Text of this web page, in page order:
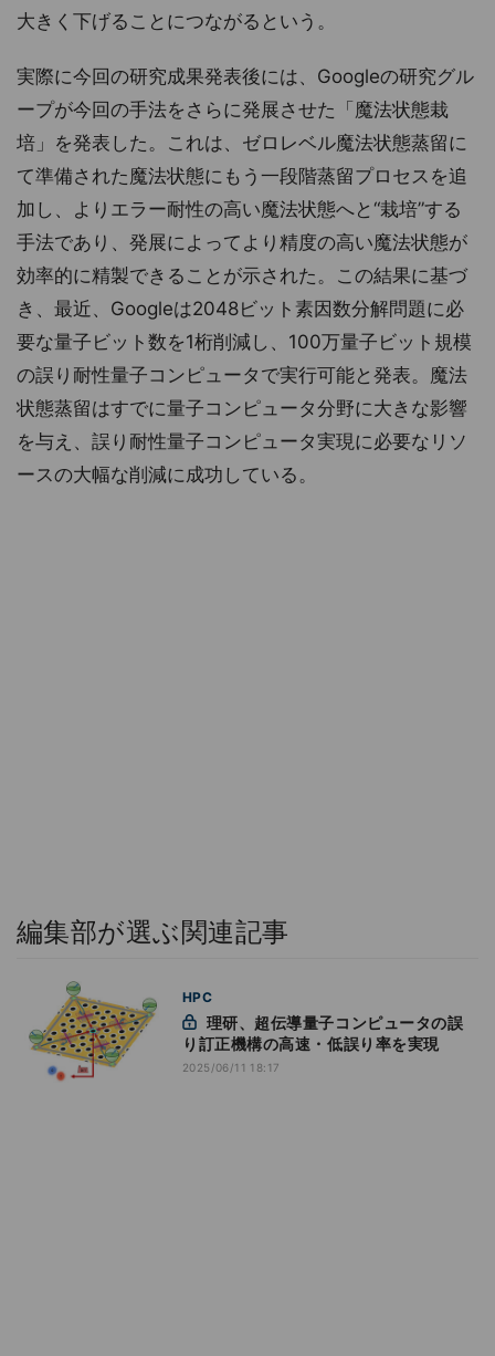
大きく下げることにつながるという。
実際に今回の研究成果発表後には、Googleの研究グル
ープが今回の手法をさらに発展させた「魔法状態栽
培」を発表した。これは、ゼロレベル魔法状態蒸留に
て準備された魔法状態にもう一段階蒸留プロセスを追
加し、よりエラー耐性の高い魔法状態へと“栽培”する
手法であり、発展によってより精度の高い魔法状態が
効率的に精製できることが示された。この結果に基づ
き、最近、Googleは2048ビット素因数分解問題に必
要な量子ビット数を1桁削減し、100万量子ビット規模
の誤り耐性量子コンピュータで実行可能と発表。魔法
状態蒸留はすでに量子コンピュータ分野に大きな影響
を与え、誤り耐性量子コンピュータ実現に必要なリソ
ースの大幅な削減に成功している。
編集部が選ぶ関連記事
HPC
り訂正機構の高速・低誤り率を実現
2025/06/11 18:17